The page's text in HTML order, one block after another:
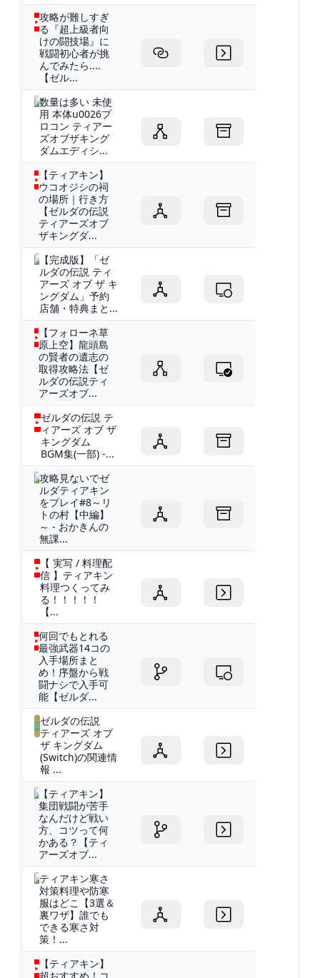
攻略が難しすぎ
る『超上級者向
けの闘技場』に
戦闘初心者が挑
んでみたら....
【ゼル...
数量は多い 未使
用 本体u0026プ
ロコン ティアー
ズオブザキング
ダムエディシ...
【ティアキン】
ウコオジシの祠
の場所｜行き方
【ゼルダの伝説
ティアーズオブ
ザキングダ...
【完成版】「ゼ
ルダの伝説 ティ
アーズ オブ ザ キ
ングダム」予約
店舗・特典まと...
【フォローネ草
原上空】龍頭島
の賢者の遺志の
取得攻略法【ゼ
ルダの伝説ティ
アーズオブ...
ゼルダの伝説 テ
ィアーズ オブ ザ
キングダム
BGM集(一部) -...
攻略見ないでゼ
ルダティアキン
をプレイ#8～リ
トの村【中編】
～ - おかきんの
無課...
【 実写 / 料理配
信 】ティアキン
料理つくってみ
る！！！！！
【...
何回でもとれる
最強武器14コの
入手場所まと
め！序盤から戦
闘ナシで入手可
能【ゼルダ...
ゼルダの伝説
ティアーズ オブ
ザ キングダム
(Switch)の関連情
報 ...
【ティアキン】
集団戦闘が苦手
なんだけど戦い
方、コツって何
かある？【ティ
アーズオブ...
ティアキン寒さ
対策料理や防寒
服はどこ【3選＆
裏ワザ】誰でも
できる寒さ対
策！...
【ティアキン】